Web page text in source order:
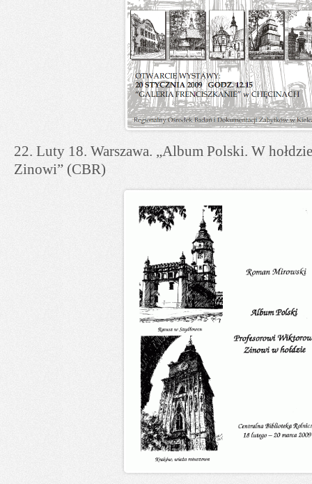
22. Luty 18. Warszawa. „Album Polski. W
Zinowi” (CBR)